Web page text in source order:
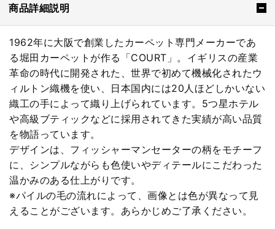
商品詳細説明
1962年に大阪で創業したカーペット専門メーカーであ
る堀田カーペットが作る「COURT」。イギリスの産業
革命の時代に開発された、世界で初めて機械化されたウ
ィルトン織機を使い、日本国内には20人ほどしかいない
織工の手によって織り上げられています。5つ星ホテル
や高級ブティックなどに採用されてきた実績が高い品質
を物語っています。
デザインは、フィッシャーマンセーターの柄をモチーフ
に、シンプルながらも色使いやディテールにこだわった
温かみのある仕上がりです。
※パイルの毛の流れによって、画像とは色が異なって見
えることがございます。あらかじめご了承ください。